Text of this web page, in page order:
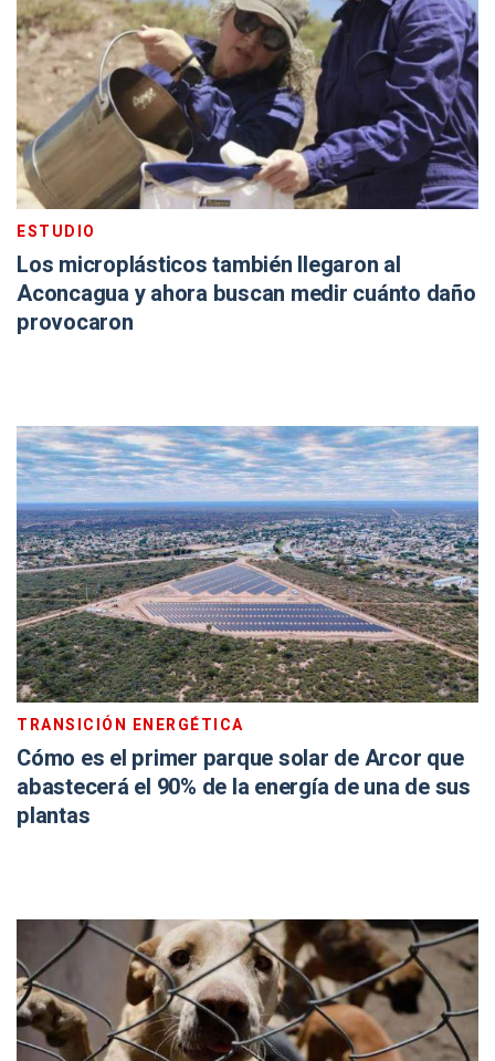
ESTUDIO
Los microplásticos también llegaron al
Aconcagua y ahora buscan medir cuánto daño
provocaron
TRANSICIÓN ENERGÉTICA
Cómo es el primer parque solar de Arcor que
abastecerá el 90% de la energía de una de sus
plantas